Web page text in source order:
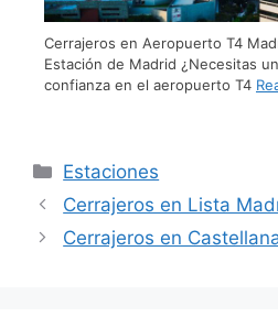
Cerrajeros en Aeropuerto T4
Estación de Madrid ¿Necesitas
confianza en el aeropuerto T4
Estaciones
Cerrajeros en Lista
Cerrajeros en